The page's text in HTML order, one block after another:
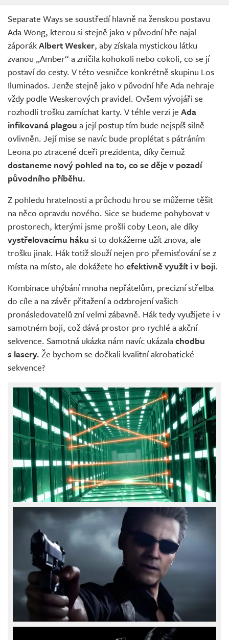
Separate Ways se soustředí hlavně na ženskou postavu
Ada Wong, kterou si stejně jako v původní hře najal
záporákAlbert Wesker, aby získala mystickou látku
zvanou „Amber“ a zničila kohokoli nebo cokoli, co se jí
postaví do cesty. V této vesničce konkrétně skupinu Los
Iluminados. Jenže stejně jako v původní hře Ada nehraje
vždy podle Weskerových pravidel. Ovšem vývojáři se
rozhodli trošku zamíchat karty. V téhle verzi je Ada
infikovaná plagou a její postup tím bude nejspíš silně
ovlivněn. Její mise se navíc bude proplétat s pátráním
Leona po ztracené dceři prezidenta, díky čemuž
dostaneme nový pohled na to, co se děje v pozadí
původního příběhu.
Z pohledu hratelnosti a průchodu hrou se můžeme těšit
na něco opravdu nového. Sice se budeme pohybovat v
prostorech, kterými jsme prošli coby Leon, ale díky
vystřelovacímu háku si to dokážeme užít znova, ale
trošku jinak. Hák totiž slouží nejen pro přemisťování se z
místa na místo, ale dokážete ho efektivně využít i v boji.
Kombinace uhýbání mnoha nepřátelům, precizní střelba
do cíle a na závěr přitažení a odzbrojení vašich
pronásledovatelů zní velmi zábavně. Hák tedy využijete i v
samotném boji, což dává prostor pro rychlé a akční
sekvence. Samotná ukázka nám navíc ukázalachodbu
s lasery. Že bychom se dočkali kvalitní akrobatické
sekvence?